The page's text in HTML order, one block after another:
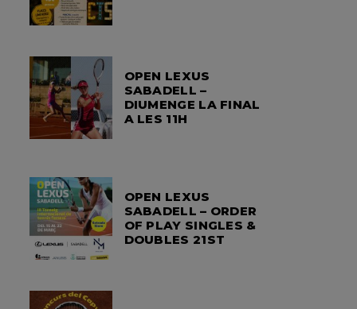
OPEN LEXUS
SABADELL –
DIUMENGE LA FINAL
A LES 11H
OPEN LEXUS
SABADELL – ORDER
OF PLAY SINGLES &
DOUBLES 21ST